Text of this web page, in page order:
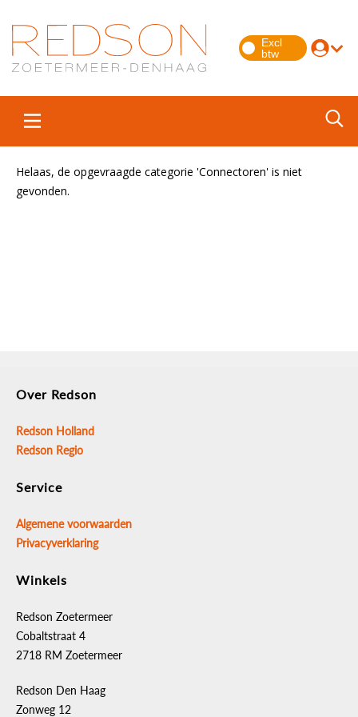
Helaas, de opgevraagde categorie 'Connectoren' is niet
gevonden.
Over Redson
Redson Holland
Redson Regio
Service
Algemene voorwaarden
Privacyverklaring
Winkels
Redson Zoetermeer
Cobaltstraat 4
2718 RM Zoetermeer
Redson Den Haag
Zonweg 12